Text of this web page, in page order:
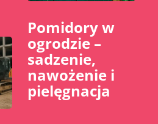
Pomidory w
ogrodzie –
sadzenie,
nawożenie i
pielęgnacja